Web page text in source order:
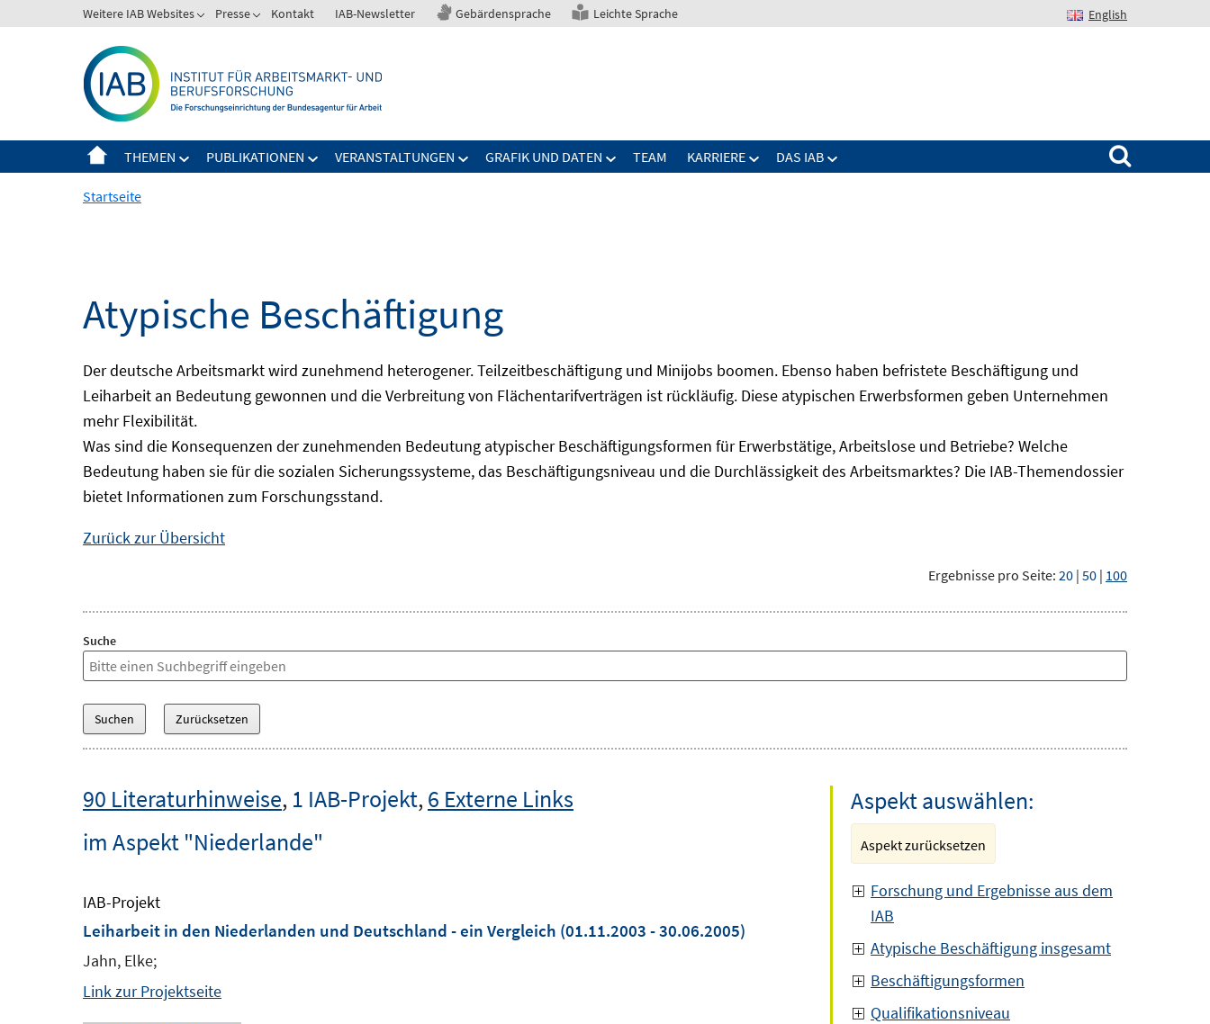
zum
Weitere IAB Websites Presse Kontakt IAB-Newsletter Gebärdensprache Leichte Sprache English
THEMEN PUBLIKATIONEN VERANSTALTUNGEN GRAFIK UND DATEN TEAM KARRIERE DAS IAB
Suchen nach:
Startseite
Atypische Beschäftigung
Der deutsche Arbeitsmarkt wird zunehmend heterogener. Teilzeitbeschäftigung und Minijobs boomen. Ebenso haben befristete Beschäftigung und
Leiharbeit an Bedeutung gewonnen und die Verbreitung von Flächentarifverträgen ist rückläufig. Diese atypischen Erwerbsformen geben Unternehmen
mehr Flexibilität.
Was sind die Konsequenzen der zunehmenden Bedeutung atypischer Beschäftigungsformen für Erwerbstätige, Arbeitslose und Betriebe? Welche
Bedeutung haben sie für die sozialen Sicherungssysteme, das Beschäftigungsniveau und die Durchlässigkeit des Arbeitsmarktes? Die IAB-Themendossier
bietet Informationen zum Forschungsstand.
Zurück zur Übersicht
Ergebnisse pro Seite: 20 | 50 | 100
Suche
90 Literaturhinweise, 1 IAB-Projekt,6 Externe Links
im Aspekt "Niederlande"
IAB-Projekt
Leiharbeit in den Niederlanden und Deutschland - ein Vergleich (01.11.2003 - 30.06.2005)
Jahn, Elke;
Link zur Projektseite
Aspekt auswählen:
Aspekt zurücksetzen
Forschung und Ergebnisse aus dem
IAB
Atypische Beschäftigung insgesamt
Beschäftigungsformen
Qualifikationsniveau